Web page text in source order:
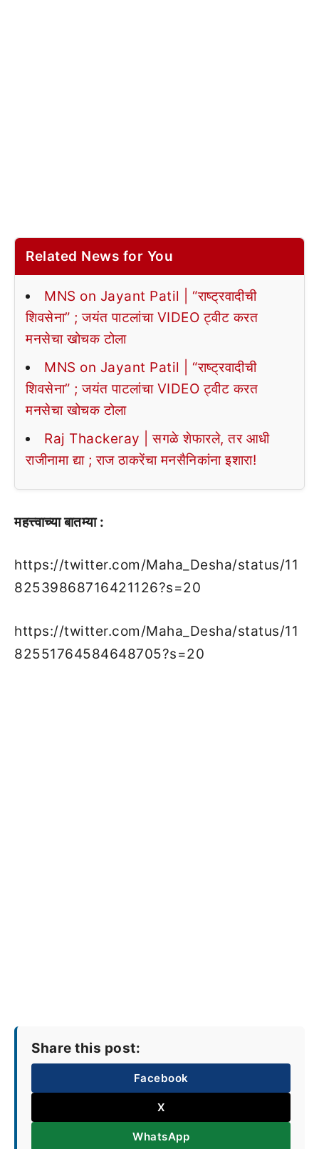
Related News for You
MNS on Jayant Patil | “राष्ट्रवादीची
शिवसेना” ; जयंत पाटलांचा VIDEO ट्वीट करत
मनसेचा खोचक टोला
MNS on Jayant Patil | “राष्ट्रवादीची
शिवसेना” ; जयंत पाटलांचा VIDEO ट्वीट करत
मनसेचा खोचक टोला
Raj Thackeray | सगळे शेफारले, तर आधी
राजीनामा द्या ; राज ठाकरेंचा मनसैनिकांना इशारा!
महत्त्वाच्या बातम्या :
https://twitter.com/Maha_Desha/status/11
82539868716421126?s=20
https://twitter.com/Maha_Desha/status/11
82551764584648705?s=20
Share this post:
Facebook
X
WhatsApp